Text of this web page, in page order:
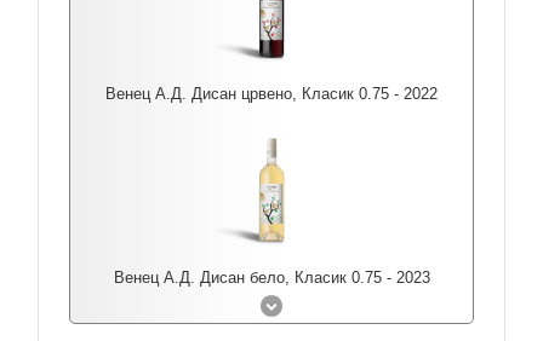
Венец А.Д. Дисан црвено, Класик 0.75 - 2022
Венец А.Д. Дисан бело, Класик 0.75 - 2023